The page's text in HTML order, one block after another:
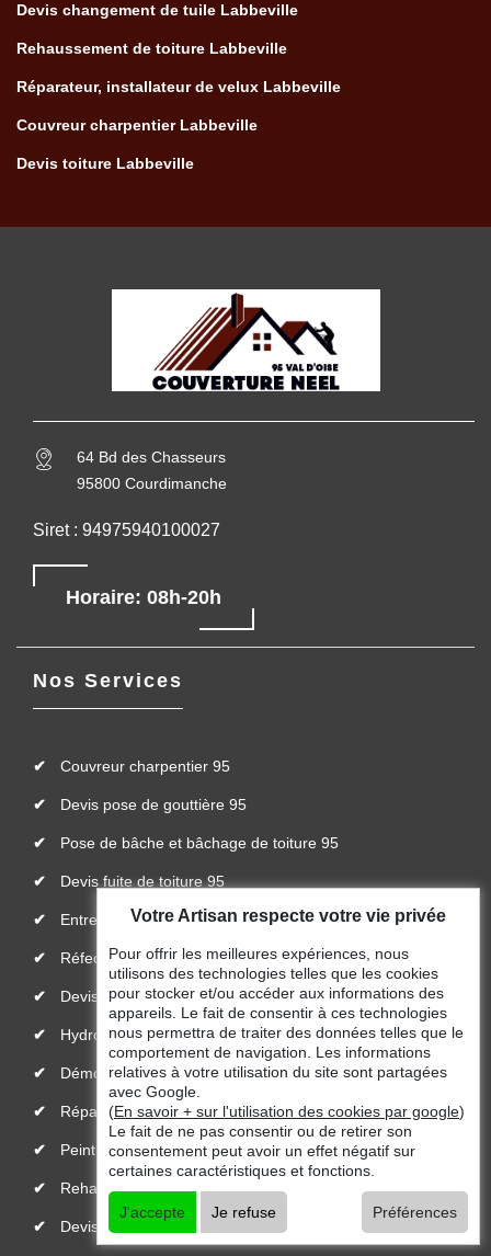
Devis changement de tuile Labbeville
Rehaussement de toiture Labbeville
Réparateur, installateur de velux Labbeville
Couvreur charpentier Labbeville
Devis toiture Labbeville
64 Bd des Chasseurs
95800 Courdimanche
Siret : 94975940100027
Horaire: 08h-20h
Nos Services
Couvreur charpentier 95
Devis pose de gouttière 95
Pose de bâche et bâchage de toiture 95
Devis fuite de toiture 95
Entreprise de toiture 95
Réfection de toiture 95
Devis toiture 95
Hydrofuge toiture 95
Démoussage de toiture 95
Réparateur, installateur de velux 95
Peinture toiture 95
Rehaussement de toiture 95
Devis changement de tuile 95
Votre Artisan respecte votre vie privée
Pour offrir les meilleures expériences, nous
utilisons des technologies telles que les cookies
pour stocker et/ou accéder aux informations des
appareils. Le fait de consentir à ces technologies
nous permettra de traiter des données telles que le
comportement de navigation. Les informations
relatives à votre utilisation du site sont partagées
avec Google.
(En savoir + sur l'utilisation des cookies par google)
Le fait de ne pas consentir ou de retirer son
consentement peut avoir un effet négatif sur
certaines caractéristiques et fonctions.
J'accepte Je refuse Préférences